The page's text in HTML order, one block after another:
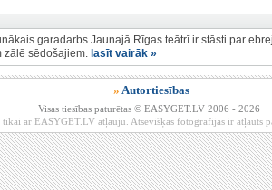
garadarbs Jaunajā Rīgas teātrī ir stāsti par
zālē sēdošajiem. lasīt vairāk »
» Autortiesības
Visas tiesības paturētas © EASYGET.LV 2006 - 2026
ar EASYGET.LV atļauju. Atsevišķas fotogrāfijas ir